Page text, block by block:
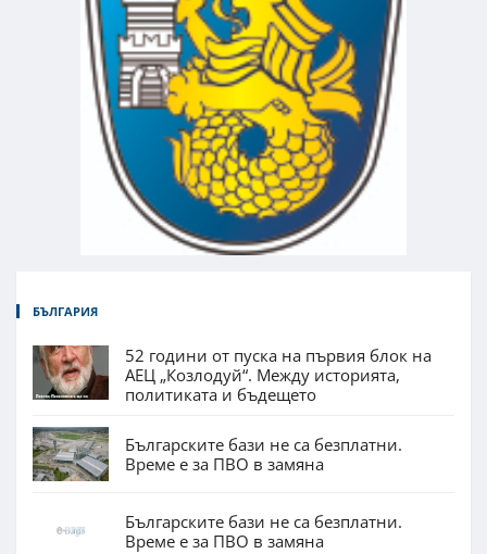
БЪЛГАРИЯ
52 години от пуска на първия блок на
АЕЦ „Козлодуй“. Между историята,
политиката и бъдещето
Българските бази не са безплатни.
Време е за ПВО в замяна
Българските бази не са безплатни.
Време е за ПВО в замяна